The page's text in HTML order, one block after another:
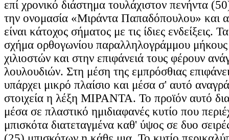
επί χρονικό διάστημα τουλάχιστον πενήντα
την ονομασία «Μιράντα Παπαδόπουλου» και
είναι κάτοχος σήματος με τις ίδιες ενδείξεις.
σχήμα ορθογωνίου παραλληλογράμμου
χιλιοστών και στην επιφάνειά τους φέρουν
λουλουδιών. Στη μέση της εμπρόσθιας
υπάρχει μικρό πλαίσιο και μέσα σ' αυτό
στοιχεία η λέξη ΜΙΡΑΝΤΑ. Το προϊόν αυτό
μέσα σε πλαστικό ημιδιαφανές κυτίο που
μπισκότα διατεταγμένα καθ' ύψος σε δυο